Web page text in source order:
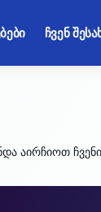
ჩვენ
აირჩიოთ ჩვენი